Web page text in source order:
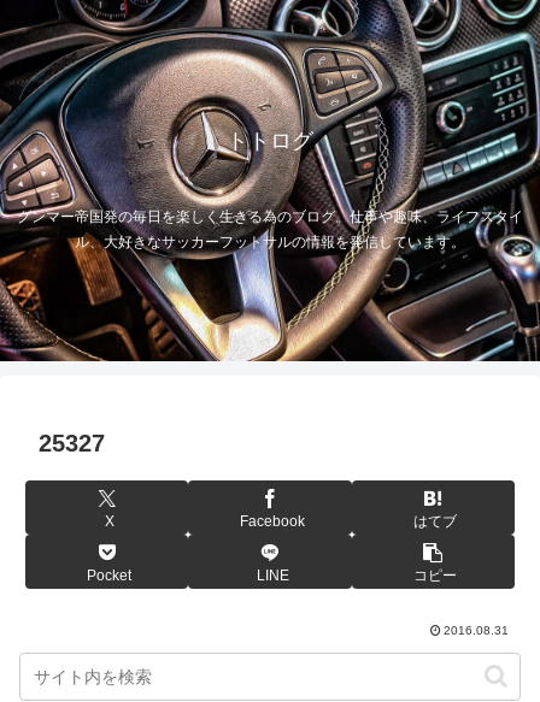
トトログ
グンマー帝国発の毎日を楽しく生きる為のブログ。仕事や趣味、ライフスタイ
ル、大好きなサッカーフットサルの情報を発信しています。
25327
X Facebook はてブ
Pocket LINE コピー
2016.08.31